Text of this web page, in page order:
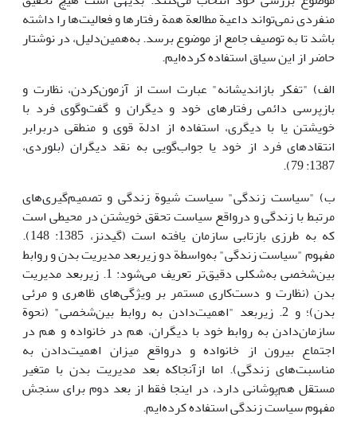
منفردی نمی‌تواند داعیة مطالعة همة رفتارها و فعالیت‌ها را داشته
باشد تا به توصیف جامع از موضوع برسد. به‌همین‌دلیل، در نوشتار
حاضر از این سیاق استفاده کرده‌ایم.
الف) "تفکر بازاندیشانه" عبارت است از آزمون‌کردن، نظارت و
بازپرسی دائمی‌ رفتارهای خود و دیگران و گفت‌وگوی فرد با
خویشتن یا با دیگری، استفاده از ادلة قوی و منطقی دربرابر
انتقادهای فرد از خود یا جواب‌گویی به نقد دیگران (بلوردی،
1387: 79).
ب) "سیاست زندگی" سیاست شیوة زندگی و تصمیم‌گیری‌های
مرتبط با زندگی و درواقع سیاست تحقق خویشتن در محیطی است
که به طرزی بازتابی سازمان یافته است (گیدنز، 1385: 148).
مفهوم "سیاست زندگی" به‌واسطة دو زیربعد مدیریت بدن و روابط
بین‌شخصی به‌شکلی دقیق‌تر تعریف می‌شود: 1. زیربعد مدیریت
بدن (نظارت و دست‌کاری مستمر بر ویژگی‌های ظاهری و مرئی
بدن)؛ و 2. زیربعد "اهمیت‌دادن به روابط بین‌شخصی" (نحوة
سازمان‌دادن به روابط خود با دیگران، هم در خانواده و هم در
اجتماع بیرون از خانواده و درواقع میزان اهمیت‌دادن به
مناسبت‌های زندگی). اما ازآنجاکه بعد مدیریت بدن با متغیر
مستقل هم‌پوشانی دارد، در اینجا فقط از بعد دوم برای سنجش
مفهوم سیاست زندگی استفاده کرده‌ایم.